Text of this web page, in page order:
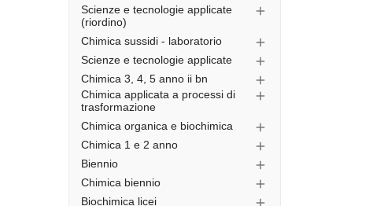
Scienze e tecnologie applicate
(riordino)

Chimica sussidi - laboratorio 
Scienze e tecnologie applicate 
Chimica 3, 4, 5 anno ii bn 
Chimica applicata a processi di
trasformazione

Chimica organica e biochimica 
Chimica 1 e 2 anno 
Biennio 
Chimica biennio 
Biochimica licei 